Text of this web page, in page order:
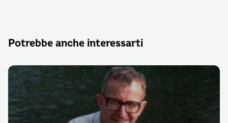
Potrebbe anche interessarti